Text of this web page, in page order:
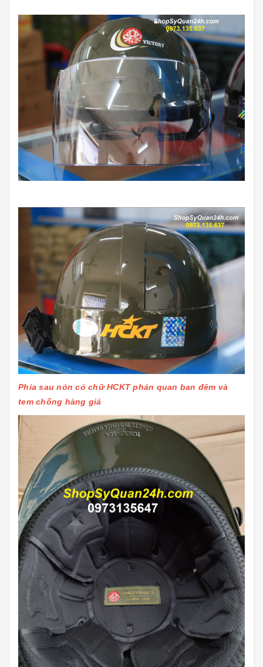
Phía sau nón có chữ HCKT phản quan ban đêm và
tem chống hàng giả